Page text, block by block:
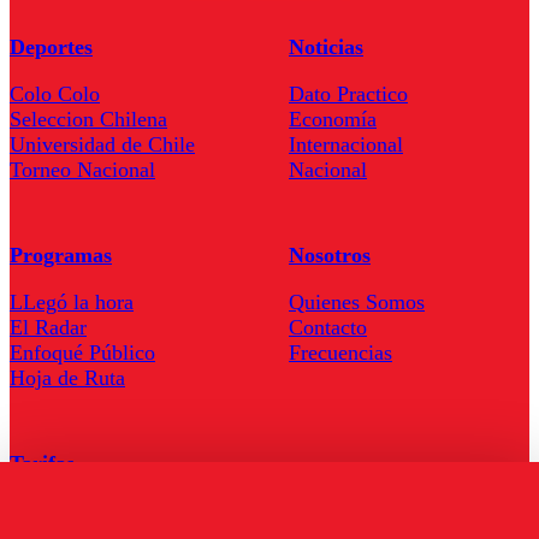
Deportes
Colo Colo
Seleccion Chilena
Universidad de Chile
Torneo Nacional
Noticias
Dato Practico
Economía
Internacional
Nacional
Programas
LLegó la hora
El Radar
Enfoqué Público
Hoja de Ruta
Nosotros
Quienes Somos
Contacto
Frecuencias
Tarifas